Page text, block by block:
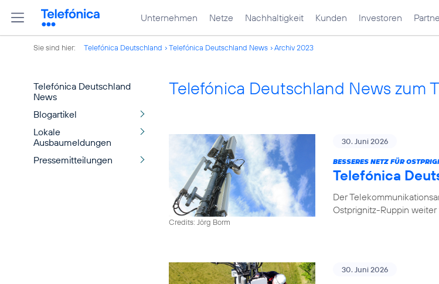
Unternehmen Netze Nachhaltigkeit Kunden Investoren
Sie sind hier: Telefónica Deutschland Telefónica Deutschland News Archiv 2023
Telefónica Deutschland
News
Blogartikel
Lokale
Ausbaumeldungen
Pressemitteilungen
Telefónica Deutschland News zum
Credits: Jörg Borm
30. Juni 2026
BESSERES NETZ FÜR
Telefónica
Der
Ostprignitz-Ruppin weiter
30. Juni 2026